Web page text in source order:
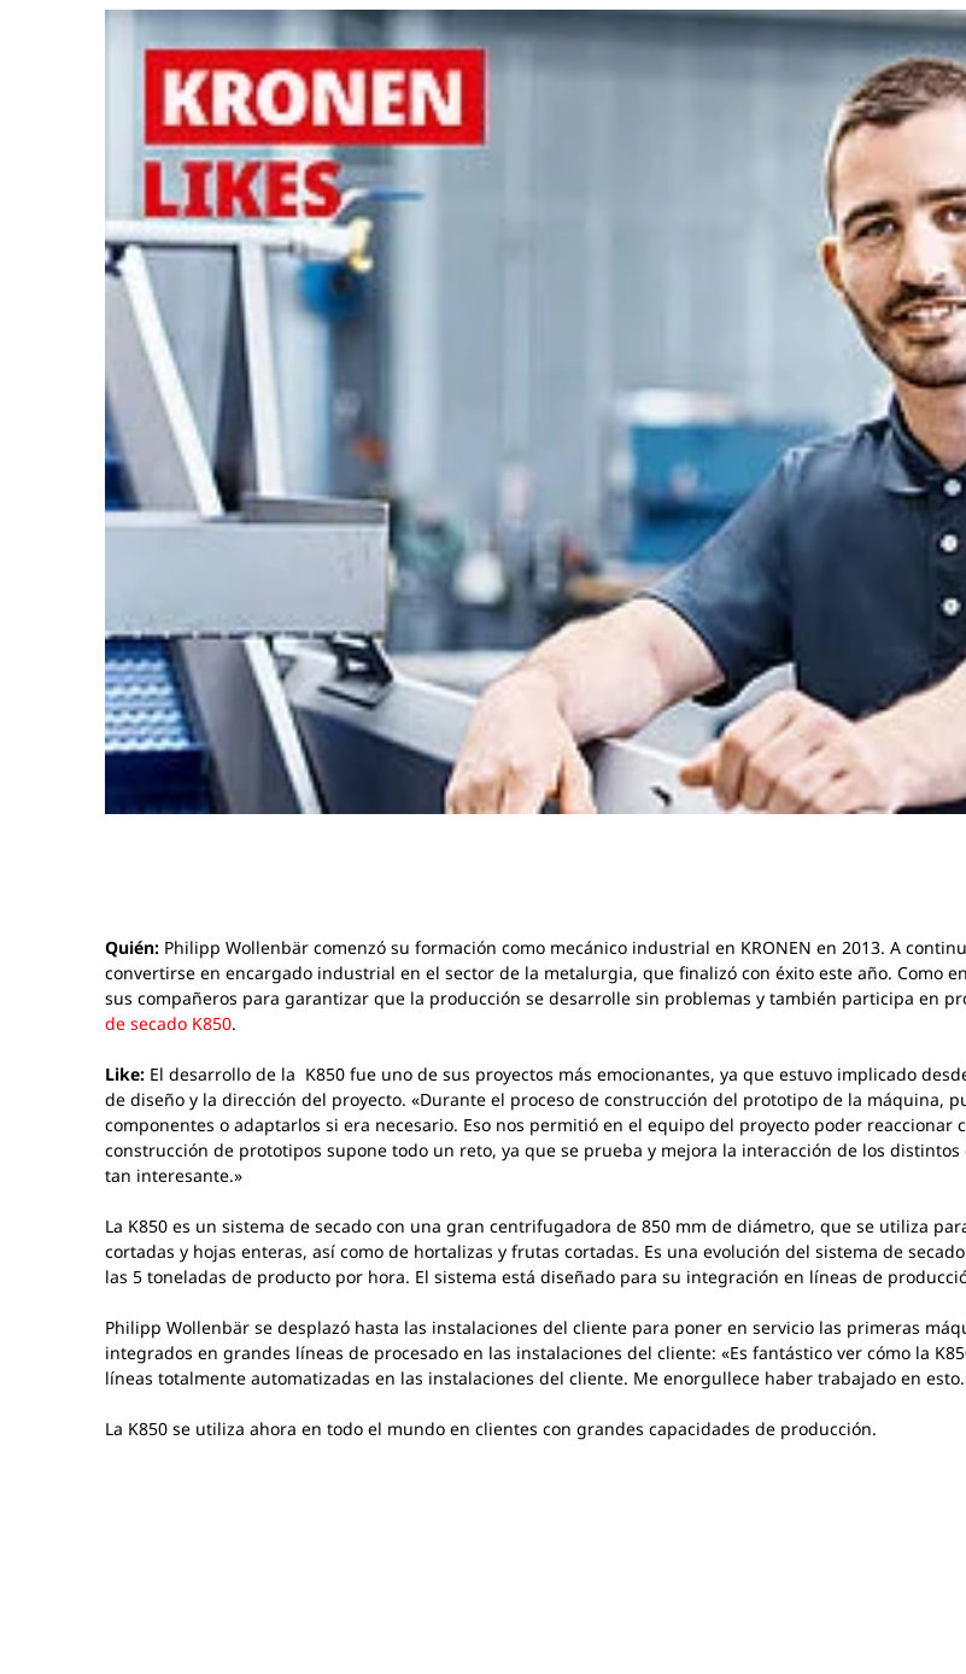
Quién: Philipp Wollenbär comenzó su formación como mecánico industrial en KRONEN en 2013. A
convertirse en encargado industrial en el sector de la metalurgia, que finalizó con éxito este año. Como
sus compañeros para garantizar que la producción se desarrolle sin problemas y también participa en
de secado K850.
Like: El desarrollo de la K850 fue uno de sus proyectos más emocionantes, ya que estuvo implicado
de diseño y la dirección del proyecto. «Durante el proceso de construcción del prototipo de la máquina,
componentes o adaptarlos si era necesario. Eso nos permitió en el equipo del proyecto poder
construcción de prototipos supone todo un reto, ya que se prueba y mejora la interacción de los
tan interesante.»
La K850 es un sistema de secado con una gran centrifugadora de 850 mm de diámetro, que se utiliza
cortadas y hojas enteras, así como de hortalizas y frutas cortadas. Es una evolución del sistema de
las 5 toneladas de producto por hora. El sistema está diseñado para su integración en líneas de
Philipp Wollenbär se desplazó hasta las instalaciones del cliente para poner en servicio las primeras
integrados en grandes líneas de procesado en las instalaciones del cliente: «Es fantástico ver cómo la
líneas totalmente automatizadas en las instalaciones del cliente. Me enorgullece haber trabajado en
La K850 se utiliza ahora en todo el mundo en clientes con grandes capacidades de producción.